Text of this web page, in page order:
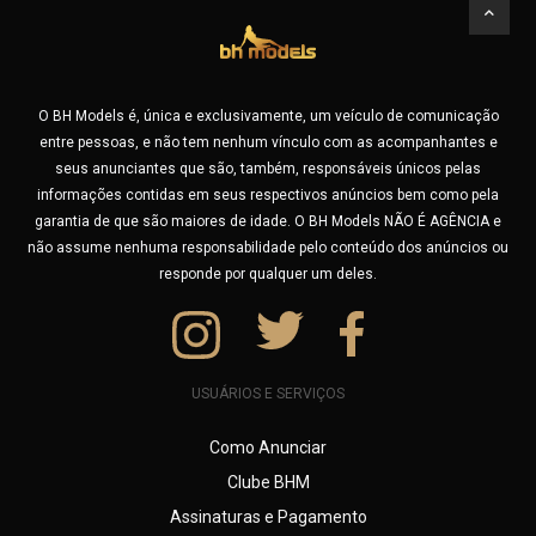
Está procurando acompanhante de luxo em Belo Horizonte?
As famosas Garotas do JOB ? Ou está viajando e quer
de Contagem e região? Não se preocupe, no BHModels você
pode fazer uma busca por cidade e encontrar profissionais
experientes em várias cidades do Brasil.
Seja você um morador ou um turista, usando nossa busca,
você vai encontrar uma garota de programa especial
próxima a você para viver momentos de muito prazer.
tente por exemplo, buscar por Fantasias sexuais como:
Amamentação adulta (Lactofilia), Atriz Pornô, Banho de
Chuva/Prata, Banho de Língua, Banho Dourado (Golden
Creampie, Cuckold, Dança do Ventre, Dogging, Dominação,
Facesitting, Borboleta Paraguaia
Feminização, Findom (Money Slave), Fisting, Fit Dance,
Orientais
Ruivas
Suggar Baby
O BH Models é, única e exclusivamente, um veículo de comunicação
entre pessoas, e não tem nenhum vínculo com as acompanhantes e
seus anunciantes que são, também, responsáveis únicos pelas
informações contidas em seus respectivos anúncios bem como pela
garantia de que são maiores de idade. O BH Models NÃO É AGÊNCIA e
não assume nenhuma responsabilidade pelo conteúdo dos anúncios ou
responde por qualquer um deles.
USUÁRIOS E SERVIÇOS
Como Anunciar
Clube BHM
Assinaturas e Pagamento